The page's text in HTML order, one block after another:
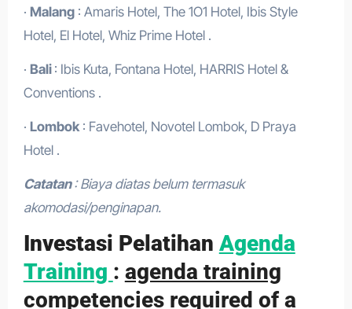
· Malang: Amaris Hotel, The 1O1 Hotel, Ibis Style
Hotel, El Hotel, Whiz Prime Hotel .
· Bali : Ibis Kuta, Fontana Hotel, HARRIS Hotel &
Conventions .
· Lombok: Favehotel, Novotel Lombok, D Praya
Hotel .
Catatan: Biaya diatas belum termasuk
akomodasi/penginapan.
Investasi Pelatihan Agenda
Training : agenda training
competencies required of a